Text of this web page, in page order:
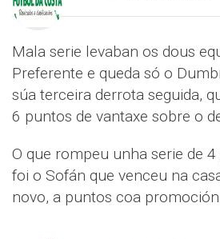
Mala serie levaban os dous
Preferente e queda só o
súa terceira derrota seguida,
6 puntos de vantaxe sobre o
O que rompeu unha serie de
foi o Sofán que venceu na
novo, a puntos coa